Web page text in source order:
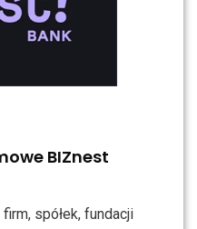
BIZnest
spółek, fundacji